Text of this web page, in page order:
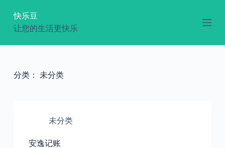
过
内
快乐豆
让您的生活更快乐
分类： 未分类
未分类
安逸记账